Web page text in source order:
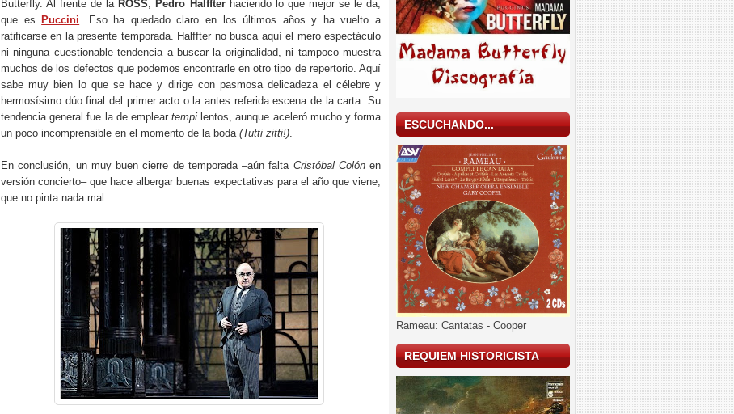
Butterfly. Al frente de la ROSS, Pedro Halffterhaciendo lo que mejor se le da,
que es
Puccini. Eso ha quedado claro en los últimos años y ha vuelto a
ratificarse en la presente temporada. Halffter no busca aquí el mero espectáculo
ni ninguna cuestionable tendencia a buscar la originalidad, ni tampoco muestra
muchos de los defectos que podemos encontrarle en otro tipo de repertorio. Aquí
sabe muy bien lo que se hace y dirige con pasmosa delicadeza el célebre y
hermosísimo dúo final del primer acto o la antes referida escena de la carta. Su
tendencia general fue la de empleartempi lentos, aunque aceleró mucho y forma
un poco incomprensible en el momento de la boda (Tutti zitti!).
En conclusión, un muy buen cierre de temporada –aún falta Cristóbal Colónen
versión concierto– que hace albergar buenas expectativas para el año que viene,
que no pinta nada mal.
ESCUCHANDO...
Rameau: Cantatas - Cooper
REQUIEM HISTORICISTA